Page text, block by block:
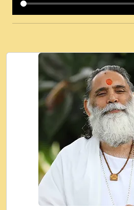
कई पकड क मर हथ र मह
Ki - Krishna Bhajan - New
#Ishwar Bhakti.mp3
जब से गीता ज्ञान पाया मैं बड़ी
Rishikesh - Ratan Ji
तन हल दल द सनव मड उतत
गल लग जव त सर उतत हथ रख
तू कर प्रीतम से प्रीत, यूहीं
2018 - Rishikesh - Swami
Maharaj.mp3
न म गवद गपल गद फर, पयर